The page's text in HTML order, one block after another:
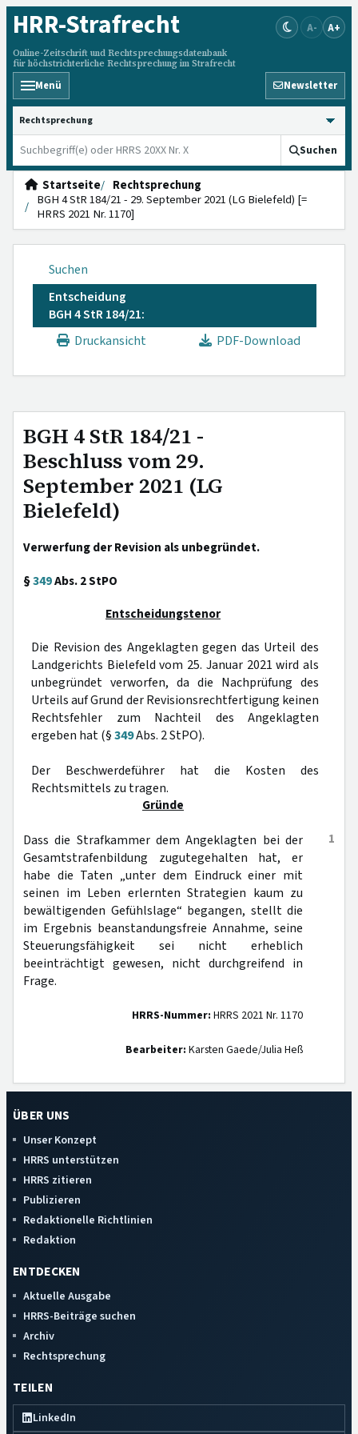
HRR-Strafrecht
Online-Zeitschrift und Rechtsprechungsdatenbank
für höchstrichterliche Rechtsprechung im Strafrecht
A- A+
Menü Newsletter
HRRS durchsuchen
Suchen
Startseite
Rechtsprechung
BGH 4 StR 184/21 - 29. September 2021 (LG Bielefeld) [=
HRRS 2021 Nr. 1170]
Suchen
Entscheidung
BGH 4 StR 184/21:
Druckansicht
PDF-Download
BGH 4 StR 184/21 -
Beschluss vom 29.
September 2021 (LG
Bielefeld)
Verwerfung der Revision als unbegründet.
§349Abs. 2 StPO
Entscheidungstenor
Die Revision des Angeklagten gegen das Urteil des
Landgerichts Bielefeld vom 25. Januar 2021 wird als
unbegründet verworfen, da die Nachprüfung des
Urteils auf Grund der Revisionsrechtfertigung keinen
Rechtsfehler zum Nachteil des Angeklagten
ergeben hat (§349Abs. 2 StPO).
Der Beschwerdeführer hat die Kosten des
Rechtsmittels zu tragen.
Gründe
1
Dass die Strafkammer dem Angeklagten bei der
Gesamtstrafenbildung zugutegehalten hat, er
habe die Taten „unter dem Eindruck einer mit
seinen im Leben erlernten Strategien kaum zu
bewältigenden Gefühlslage“ begangen, stellt die
im Ergebnis beanstandungsfreie Annahme, seine
Steuerungsfähigkeit sei nicht erheblich
beeinträchtigt gewesen, nicht durchgreifend in
Frage.
HRRS-Nummer: HRRS 2021 Nr. 1170
Bearbeiter: Karsten Gaede/Julia Heß
ÜBER UNS
Unser Konzept
HRRS unterstützen
HRRS zitieren
Publizieren
Redaktionelle Richtlinien
Redaktion
ENTDECKEN
Aktuelle Ausgabe
HRRS-Beiträge suchen
Archiv
Rechtsprechung
TEILEN
LinkedIn